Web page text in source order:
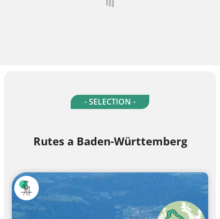
- SELECTION -
Rutes a Baden-Württemberg